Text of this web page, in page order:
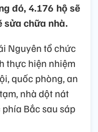
đó, 4.176 hộ sẽ
sửa chữa nhà.
Nguyên tổ chức
thực hiện nhiệm
quốc phòng, an
nhà dột nát
Bắc sau sáp